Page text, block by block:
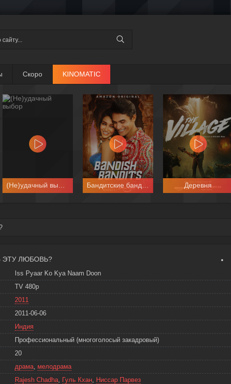
Скоро KINOMATIC
Деревня
ЭТУ ЛЮБОВЬ?
Iss Pyaar Ko Kya Naam Doon
TV 480p
2011
2011-06-06
Индия
Профессиональный (многоголосый закадровый)
20
драма, мелодрама
Rajesh Chadha, Гуль Кхан, Ниссар Парвез